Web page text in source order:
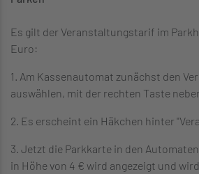
Es gilt der Veranstaltungstarif im
Euro:
1. Am Kassenautomat zunächst den
auswählen, mit der rechten Taste
2. Es erscheint ein Häkchen hinter
3. Jetzt die Parkkarte in den
in Höhe von 4 € wird angezeigt und